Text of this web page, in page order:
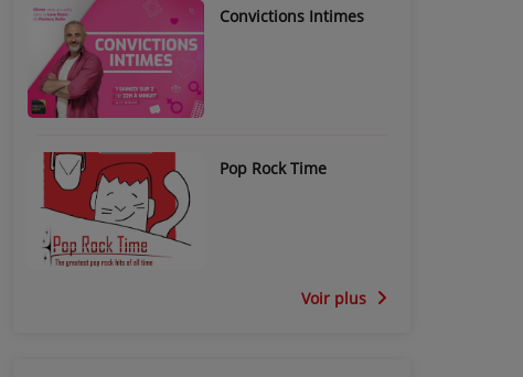
Convictions Intimes
Pop Rock Time
Voir plus